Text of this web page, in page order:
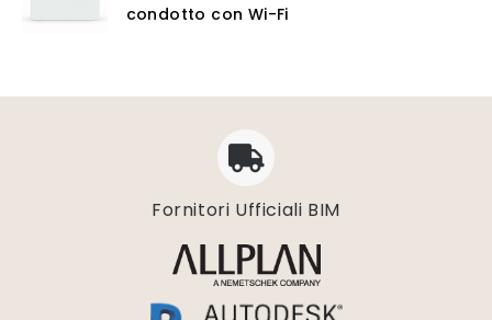
condotto con Wi-Fi
Fornitori Ufficiali BIM